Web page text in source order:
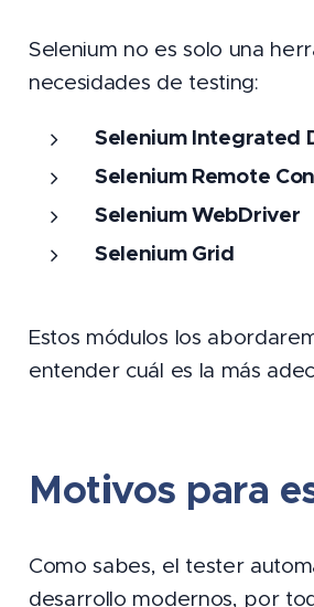
Selenium no es solo una
necesidades de testing:
Selenium Integrated
Selenium Remote
Selenium WebDriver
Selenium Grid
Estos módulos los
entender cuál es la más
Motivos para
Como sabes, el tester
desarrollo modernos, por